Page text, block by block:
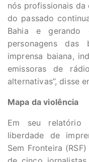
nós profissionais da
do passado
Bahia e gerando
personagens das
imprensa baiana,
emissoras de
alternativas”, disse
Mapa da violência
Em seu relatório
liberdade de
Sem Fronteira